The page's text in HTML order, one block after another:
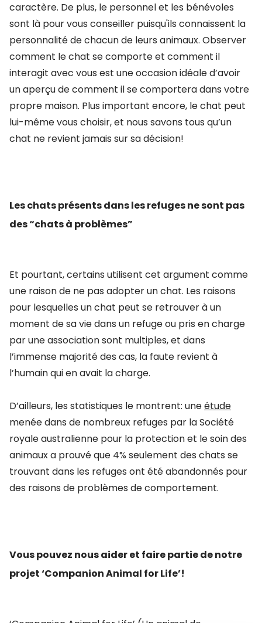
caractère. De plus, le personnel et les bénévoles
sont là pour vous conseiller puisqu'ils connaissent la
personnalité de chacun de leurs animaux. Observer
comment le chat se comporte et comment il
interagit avec vous est une occasion idéale d’avoir
un aperçu de comment il se comportera dans votre
propre maison. Plus important encore, le chat peut
lui-même vous choisir, et nous savons tous qu’un
chat ne revient jamais sur sa décision!
Les chats présents dans les refuges ne sont pas
des “chats à problèmes”
Et pourtant, certains utilisent cet argument comme
une raison de ne pas adopter un chat. Les raisons
pour lesquelles un chat peut se retrouver à un
moment de sa vie dans un refuge ou pris en charge
par une association sont multiples, et dans
l’immense majorité des cas, la faute revient à
l’humain qui en avait la charge.
D’ailleurs, les statistiques le montrent: uneétude
menée dans de nombreux refuges par la Société
royale australienne pour la protection et le soin des
animaux a prouvé que 4% seulement des chats se
trouvant dans les refuges ont été abandonnés pour
des raisons de problèmes de comportement.
Vous pouvez nous aider et faire partie de notre
projet ‘Companion Animal for Life’!